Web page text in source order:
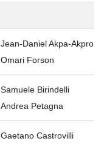
Jean-Daniel Akpa-Akpro
Omari Forson
Samuele Birindelli
Andrea Petagna
Gaetano Castrovilli